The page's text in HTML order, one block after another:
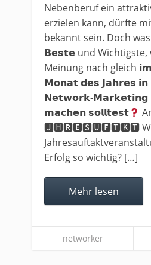
Nebenberuf ein
erzielen kann, dürfte
bekannt sein. Doch
𝗕𝗲𝘀𝘁𝗲 und Wichtigste,
Meinung nach gleich
𝗠𝗼𝗻𝗮𝘁 𝗱𝗲𝘀 𝗝𝗮𝗵𝗿𝗲𝘀
𝗡𝗲𝘁𝘄𝗼𝗿𝗸-𝗠𝗮𝗿𝗸𝗲𝘁𝗶𝗻𝗴
𝗺𝗮𝗰𝗵𝗲𝗻 𝘀𝗼𝗹𝗹𝘁𝗲𝘀𝘁
🅹🅷🆁🅴🆂🆄🅵🆃🅺🆃
Erfolg so wichtig? […]
Mehr lesen
networker